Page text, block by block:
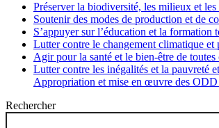
Préserver la biodiversité, les milieux et les
Soutenir des modes de production et de
S’appuyer sur l’éducation et la
Lutter contre le changement climatique et
Agir pour la santé et le bien-être de toutes
Lutter contre les inégalités et la pauvreté
Appropriation et mise en œuvre des
Rechercher